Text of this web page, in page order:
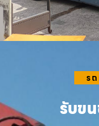
ร
รับข